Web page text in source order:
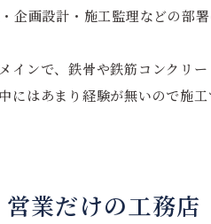
企画設計・施工監理などの部
インで、鉄骨や鉄筋コンクリ
にはあまり経験が無いので施
業だけの工務店